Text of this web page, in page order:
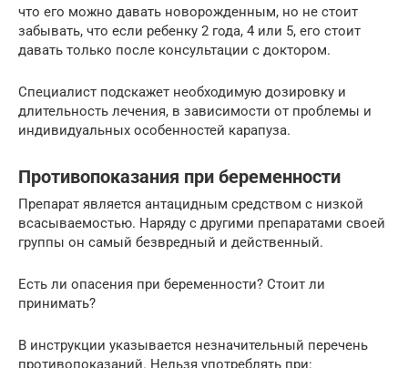
что его можно давать новорожденным, но не стоит
забывать, что если ребенку 2 года, 4 или 5, его стоит
давать только после консультации с доктором.
Специалист подскажет необходимую дозировку и
длительность лечения, в зависимости от проблемы и
индивидуальных особенностей карапуза.
Противопоказания при беременности
Препарат является антацидным средством с низкой
всасываемостью. Наряду с другими препаратами своей
группы он самый безвредный и действенный.
Есть ли опасения при беременности? Стоит ли
принимать?
В инструкции указывается незначительный перечень